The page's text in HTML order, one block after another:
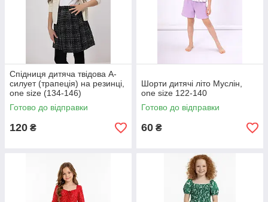
Спідниця дитяча твідова А-
силует (трапеція) на резинці,
one size (134-146)
Готово до відправки
120 ₴
Шорти дитячі літо Муслін,
one size 122-140
Готово до відправки
60 ₴